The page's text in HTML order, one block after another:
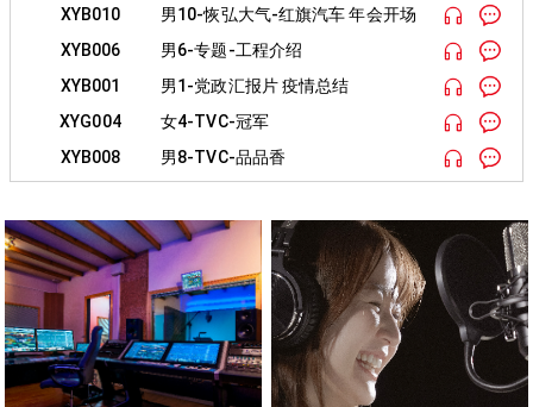
XYB010
男10-恢弘大气-红旗汽车 年会开场
XYB006
男6-专题-工程介绍
XYB001
男1-党政汇报片 疫情总结
XYG004
女4-TVC-冠军
XYB008
男8-TVC-品品香